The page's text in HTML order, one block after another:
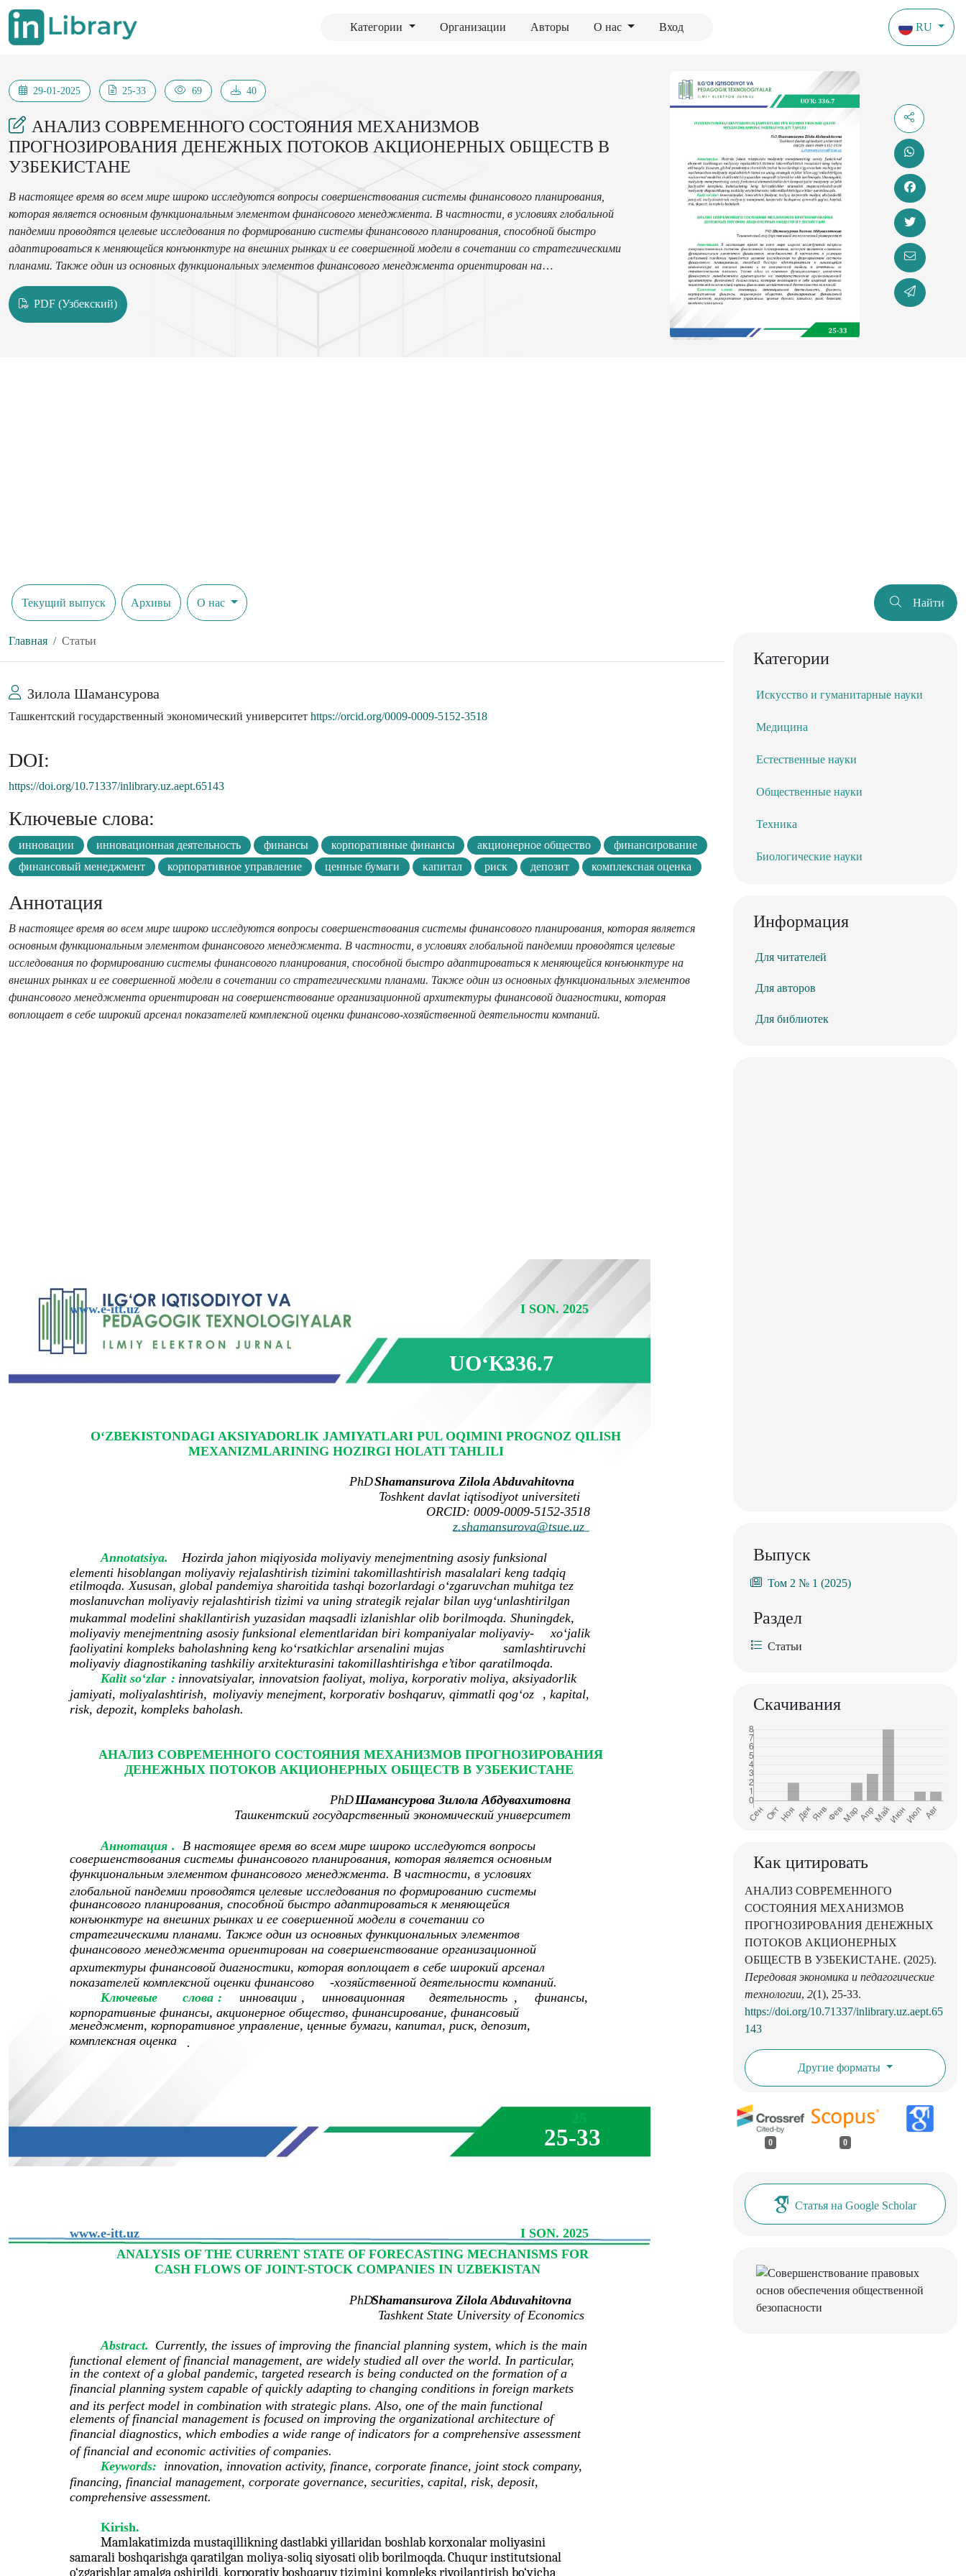
Категории Организации Авторы О нас Вход RU
29-01-2025 25-33 69 40
АНАЛИЗ СОВРЕМЕННОГО СОСТОЯНИЯ МЕХАНИЗМОВ
ПРОГНОЗИРОВАНИЯ ДЕНЕЖНЫХ ПОТОКОВ АКЦИОНЕРНЫХ ОБЩЕСТВ В
УЗБЕКИСТАНЕ
В настоящее время во всем мире широко исследуются вопросы совершенствования системы финансового планирования,
которая является основным функциональным элементом финансового менеджмента. В частности, в условиях глобальной
пандемии проводятся целевые исследования по формированию системы финансового планирования, способной быстро
адаптироваться к меняющейся конъюнктуре на внешних рынках и ее совершенной модели в сочетании со стратегическими
планами. Также один из основных функциональных элементов финансового менеджмента ориентирован на
показателей комплексной оценки финансово-хозяйственной деятельности компаний.
PDF (Узбекский)
Текущий выпуск Архивы О нас Найти
Главная Статьи
Зилола Шамансурова
Ташкентский государственный экономический университет https://orcid.org/0009-0009-5152-3518
DOI:
https://doi.org/10.71337/inlibrary.uz.aept.65143
Ключевые слова:
инновации инновационная деятельность финансы корпоративные финансы акционерное общество
финансирование
финансовый менеджмент
корпоративное управление ценные бумаги капитал риск депозит комплексная оценка
Аннотация
В настоящее время во всем мире широко исследуются вопросы совершенствования системы финансового планирования, которая является
основным функциональным элементом финансового менеджмента. В частности, в условиях глобальной пандемии проводятся целевые
исследования по формированию системы финансового планирования, способной быстро адаптироваться к меняющейся конъюнктуре на
внешних рынках и ее совершенной модели в сочетании со стратегическими планами. Также один из основных функциональных элементов
финансового менеджмента ориентирован на совершенствование организационной архитектуры финансовой диагностики, которая
воплощает в себе широкий арсенал показателей комплексной оценки финансово-хозяйственной деятельности компаний.
www.e-itt.uz I SON. 2025
O‘ZBEKISTONDAGI AKSIYADORLIK JAMIYATLARI PUL OQIMINI PROGNOZ QILISH
MEXANIZMLARINING HOZIRGI HOLATI TAHLILI
PhDShamansurova Zilola Abduvahitovna
Toshkent davlat iqtisodiyot universiteti
ORCID: 0009-0009-5152-3518
z.shamansurova@tsue.uz
Annotatsiya.
Hozirda jahon miqiyosida moliyaviy menejmentning asosiy funksional
elementi hisoblangan moliyaviy rejalashtirish tizimini takomillashtirish masalalari keng tadqiq
etilmoqda. Xususan, global pandemiya sharoitida tashqi bozorlardagi o‘zgaruvchan muhitga tez
moslanuvchan moliyaviy rejalashtirish tizimi va uning strategik rejalar bilan uyg‘unlashtirilgan
mukammal modelini shakllantirish yuzasidan maqsadli izlanishlar olib borilmoqda. Shuningdek,
moliyaviy menejmentning asosiy funksional elementlaridan biri kompaniyalar moliyaviy-
xo‘jalik
faoliyatini kompleks baholashning keng ko‘rsatkichlar arsenalini mujas
samlashtiruvchi
moliyaviy diagnostikaning tashkiliy arxitekturasini takomillashtirishga e’tibor qaratilmoqda.
Kalit soʻzlar : innovatsiyalar, innovatsion faoliyat, moliya, korporativ moliya, aksiyadorlik
jamiyati, moliyalashtirish, moliyaviy menejment, korporativ boshqaruv, qimmatli qog‘oz
, kapital,
risk, depozit, kompleks baholash.
АНАЛИЗ СОВРЕМЕННОГО СОСТОЯНИЯ МЕХАНИЗМОВ ПРОГНОЗИРОВАНИЯ
ДЕНЕЖНЫХ ПОТОКОВ АКЦИОНЕРНЫХ ОБЩЕСТВ В УЗБЕКИСТАНЕ
PhDШамансурова Зилола Абдувахитовна
Ташкентский государственный экономический университет
Аннотaция . В настоящее время во всем мире широко исследуются вопросы
совершенствования системы финансового планирования, которая является основным
функциональным элементом финансового менеджмента. В частности, в условиях
глобальной пандемии проводятся целевые исследования по формированию системы
финансового планирования, способной быстро адаптироваться к меняющейся
конъюнктуре на внешних рынках и ее совершенной модели в сочетании со
стратегическими планами. Также один из основных функциональных элементов
финансового менеджмента ориентирован на совершенствование организационной
архитектуры финансовой диагностики, которая воплощает в себе широкий арсенал
показателей комплексной оценки финансово
-хозяйственной деятельности компаний.
Ключевые
слова : инновации , инновационная деятельность ,
финансы,
корпоративные финансы, акционерное общество, финансирование, финансовый
менеджмент, корпоративное управление, ценные бумаги, капитал, риск, депозит,
комплексная оценка
.
UOʻK:336.7
25-33
www.e-itt.uz
I SON. 2025
ANALYSIS OF THE CURRENT STATE OF FORECASTING MECHANISMS FOR
CASH FLOWS OF JOINT-STOCK COMPANIES IN UZBEKISTAN
PhDShamansurova Zilola Abduvahitovna
Tashkent State University of Economics
Abstract. Currently, the issues of improving the financial planning system, which is the main
functional element of financial management, are widely studied all over the world. In particular,
in the context of a global pandemic, targeted research is being conducted on the formation of a
financial planning system capable of quickly adapting to changing conditions in foreign markets
and its perfect model in combination with strategic plans. Also, one of the main functional
elements of financial management is focused on improving the organizational architecture of
financial diagnostics, which embodies a wide range of indicators for a comprehensive assessment
of financial and economic activities of companies.
Keywords: innovation, innovation activity, finance, corporate finance, joint stock company,
financing, financial management, corporate governance, securities, capital, risk, deposit,
comprehensive assessment.
Kirish.
Mamlakatimizda mustaqillikning dastlabki yillaridan boshlab korxonalar moliyasini
samarali boshqarishga qaratilgan moliya-soliq siyosati olib borilmoqda. Chuqur institutsional
Категории
Искусство и гуманитарные науки
Медицина
Естественные науки
Общественные науки
Техника
Биологические науки
Информация
Для читателей
Для авторов
Для библиотек
Выпуск
Том 2 № 1 (2025)
Раздел
Статьи
Скачивания
Как цитировать
АНАЛИЗ СОВРЕМЕННОГО
СОСТОЯНИЯ МЕХАНИЗМОВ
ПРОГНОЗИРОВАНИЯ ДЕНЕЖНЫХ
ПОТОКОВ АКЦИОНЕРНЫХ
ОБЩЕСТВ В УЗБЕКИСТАНЕ. (2025).
Передовая экономика и педагогические
технологии, 2(1), 25-33.
https://doi.org/10.71337/inlibrary.uz.aept.65
143
Другие форматы
0 0
Статья на Google Scholar